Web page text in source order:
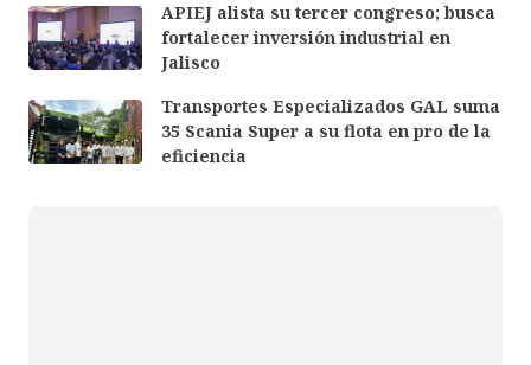
APIEJ alista su tercer congreso; busca
fortalecer inversión industrial en
Jalisco
Transportes Especializados GAL suma
35 Scania Super a su flota en pro de la
eficiencia